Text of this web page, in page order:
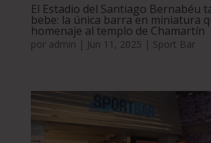
El Estadio del Santiago Bernabéu
bebe: la única barra en miniatura
homenaje al templo de Chamartín
por admin | Jun 11, 2025 | Sport Bar